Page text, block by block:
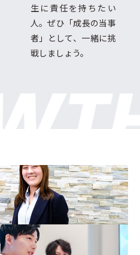
生に責任を持ちたい
人。ぜひ「成長の当事
者」として、一緒に挑
戦しましょう。